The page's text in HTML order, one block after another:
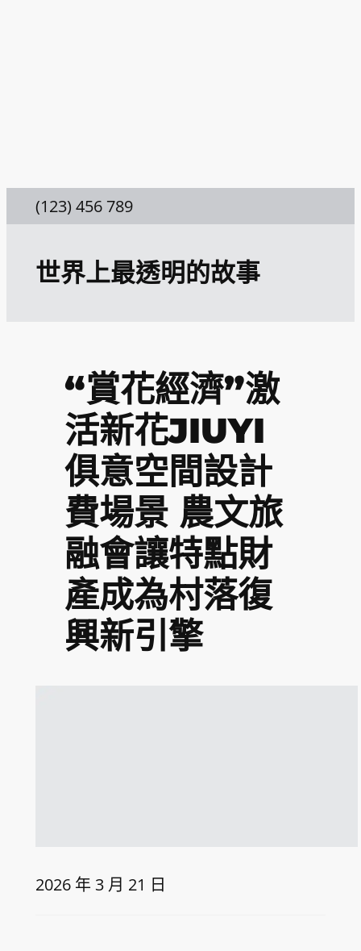
(123) 456 789
世界上最透明的故事
“賞花經濟”激
活新花JIUYI
俱意空間設計
費場景 農文旅
融會讓特點財
產成為村落復
興新引擎
2026 年 3 月 21 日